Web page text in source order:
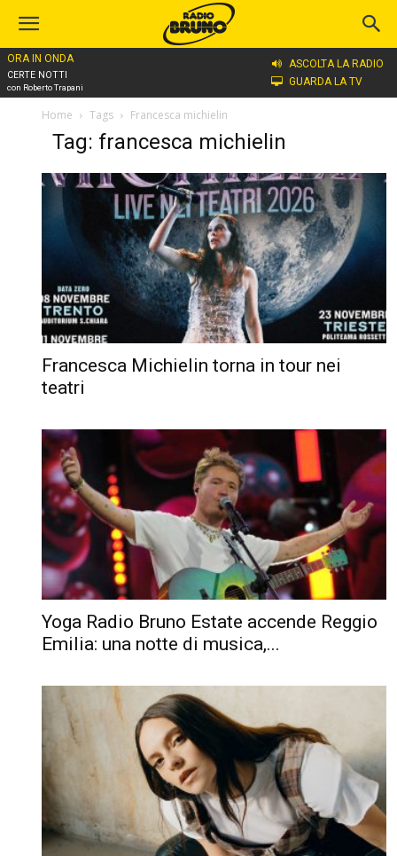
ORA IN ONDA
CERTE NOTTI
con Roberto Trapani
ASCOLTA LA RADIO
GUARDA LA TV
Home Tags Francesca michielin
Tag: francesca michielin
Francesca Michielin torna in tour nei
teatri
Yoga Radio Bruno Estate accende Reggio
Emilia: una notte di musica,...